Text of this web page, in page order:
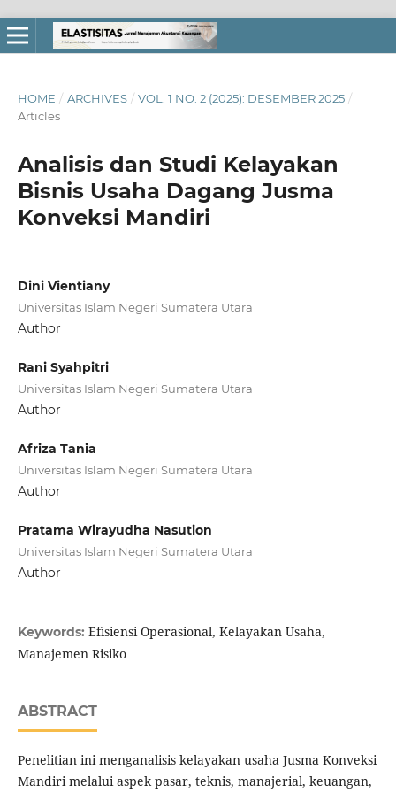
HOME / ARCHIVES / VOL. 1 NO. 2 (2025): DESEMBER 2025 /
Articles
Analisis dan Studi Kelayakan
Bisnis Usaha Dagang Jusma
Konveksi Mandiri
Dini Vientiany
Universitas Islam Negeri Sumatera Utara
Author
Rani Syahpitri
Universitas Islam Negeri Sumatera Utara
Author
Afriza Tania
Universitas Islam Negeri Sumatera Utara
Author
Pratama Wirayudha Nasution
Universitas Islam Negeri Sumatera Utara
Author
Keywords: Efisiensi Operasional, Kelayakan Usaha,
Manajemen Risiko
ABSTRACT
Penelitian ini menganalisis kelayakan usaha Jusma Konveksi
Mandiri melalui aspek pasar, teknis, manajerial, keuangan,